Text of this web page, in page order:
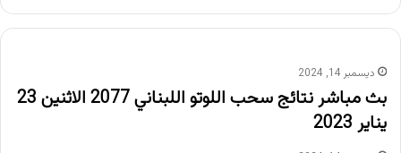
ديسمبر 14, 2024
بث مباشر نتائج سحب اللوتو اللبناني 2077 الاثنين 23
يناير 2023